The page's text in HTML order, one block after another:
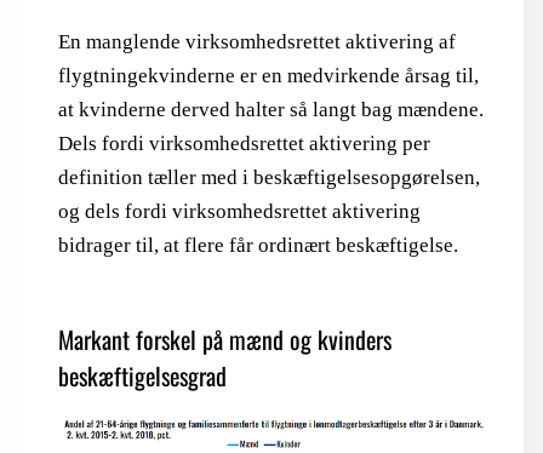
En manglende virksomhedsrettet aktivering af
flygtningekvinderne er en medvirkende årsag til,
at kvinderne derved halter så langt bag mændene.
Dels fordi virksomhedsrettet aktivering per
definition tæller med i beskæftigelsesopgørelsen,
og dels fordi virksomhedsrettet aktivering
bidrager til, at flere får ordinært beskæftigelse.
Markant forskel på mænd og kvinders
beskæftigelsesgrad